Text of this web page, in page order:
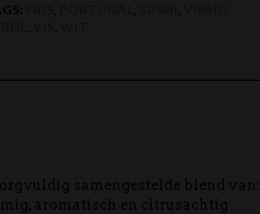
, , ,
, ,
samengestelde blend van:
aromatisch en citrusachtig